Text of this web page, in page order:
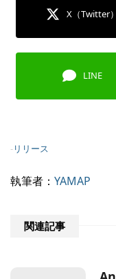
X（Twitter）
LINE
-リリース
執筆者： YAMAP
関連記事